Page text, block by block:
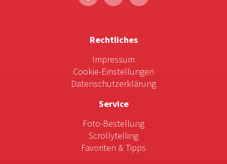
Rechtliches
Impressum
Cookie-Einstellungen
Datenschutzerklärung
Service
Foto-Bestellung
Scrollytelling
Favoriten & Tipps